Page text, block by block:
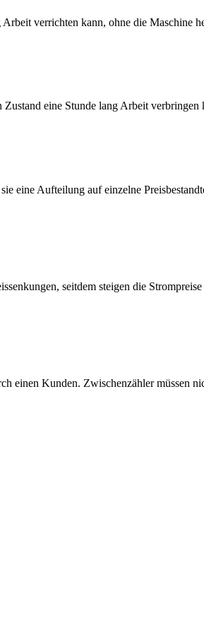
verrichten kann, ohne die Maschine
eine Stunde lang Arbeit
eine Aufteilung auf einzelne
seitdem steigen die
einen Kunden. Zwischenzähler müssen